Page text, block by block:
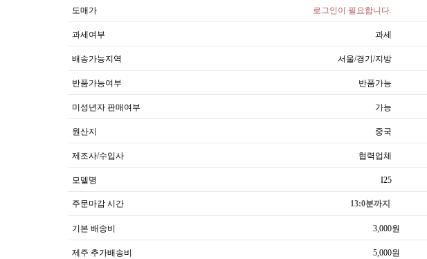
도매가 로그인이 필요합니다.
과세여부 과세
배송가능지역 서울/경기/지방
반품가능여부 반품가능
미성년자 판매여부 가능
원산지 중국
제조사/수입사 협력업체
모델명 I25
주문마감 시간 13:0분까지
기본 배송비 3,000원
제주 추가배송비 5,000원